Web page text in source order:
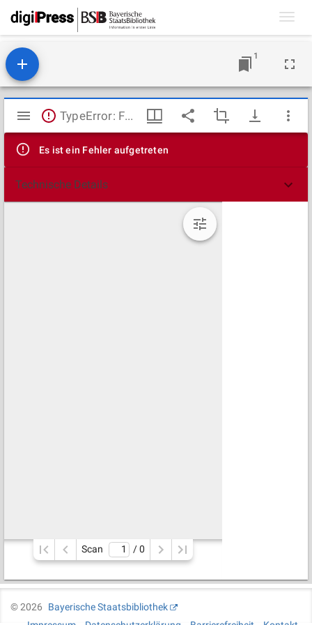
1
Mirador
Viewer
TypeError: Failed to fetch
Es ist ein Fehler aufgetreten
Technische Details
Scan / 0
©2026
Bayerische Staatsbibliothek